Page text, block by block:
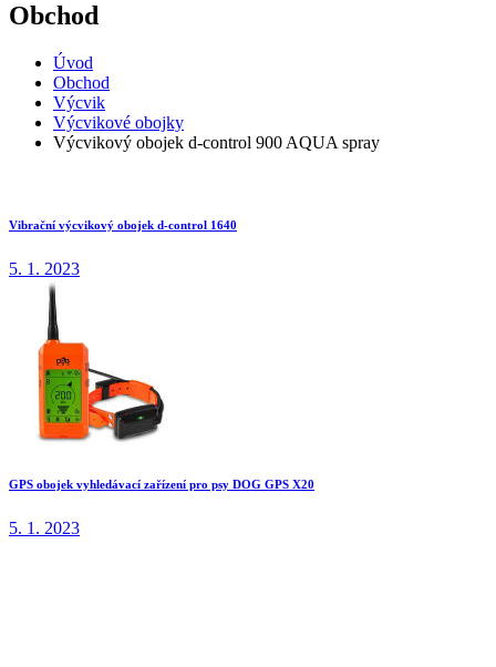
Obchod
Úvod
Obchod
Výcvik
Výcvikové obojky
Výcvikový obojek d-control 900 AQUA spray
Vibrační výcvikový obojek d-control 1640
5. 1. 2023
GPS obojek vyhledávací zařízení pro psy DOG GPS X20
5. 1. 2023